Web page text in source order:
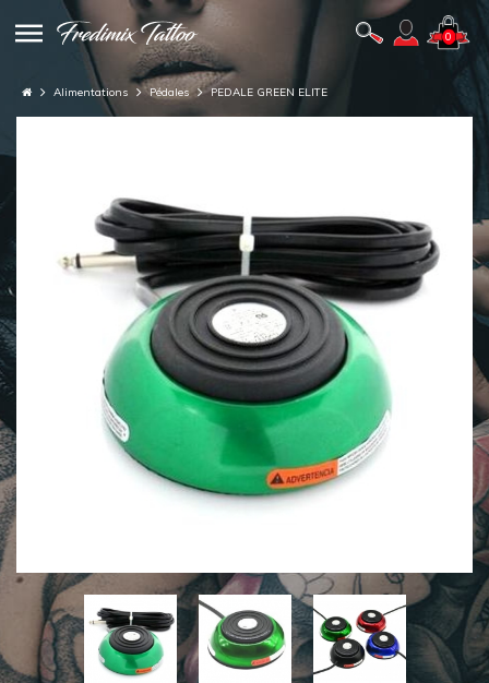
0
Alimentations Pédales PEDALE GREEN ELITE